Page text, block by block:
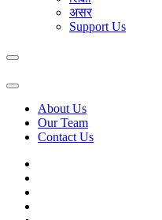
असर
Support Us
About Us
Our Team
Contact Us